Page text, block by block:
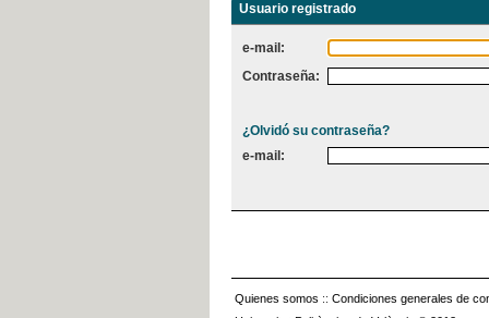
Usuario registrado
e-mail:
Contraseña:
¿Olvidó su contraseña?
e-mail:
Quienes somos :: Condiciones generales de